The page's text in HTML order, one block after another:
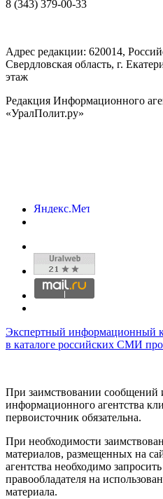
8 (343) 379-00-33
Адрес редакции: 620014,
Свердловская область, г.
этаж
Редакция Информационного
«УралПолит.ру»
Экспертный информационный
в каталоге российских СМИ
При заимствовании сообщений
информационного агентства
первоисточник обязательна.
При необходимости
материалов, размещенных на
агентства необходимо
правообладателя на
материала.